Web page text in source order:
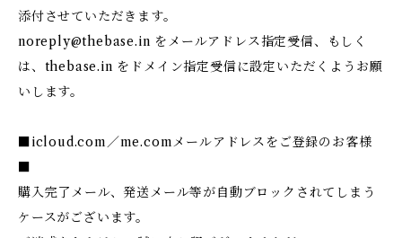
添付させていただきます。
noreply@thebase.in をメールアドレス指定受信、もしく
は、thebase.in をドメイン指定受信に設定いただくようお願
いします。
■icloud.com／me.comメールアドレスをご登録のお客様
■
購入完了メール、発送メール等が自動ブロックされてしまう
ケースがございます。